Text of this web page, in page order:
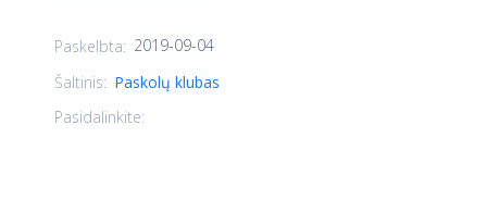
Paskelbta: 2019-09-04
Šaltinis: Paskolų klubas
Pasidalinkite: